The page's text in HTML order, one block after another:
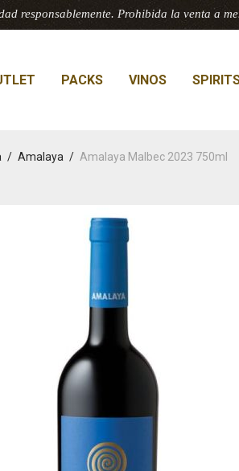
responsablemente. Prohibida la venta a
PACKS VINOS
/ Amalaya / Amalaya Malbec 2023 750ml